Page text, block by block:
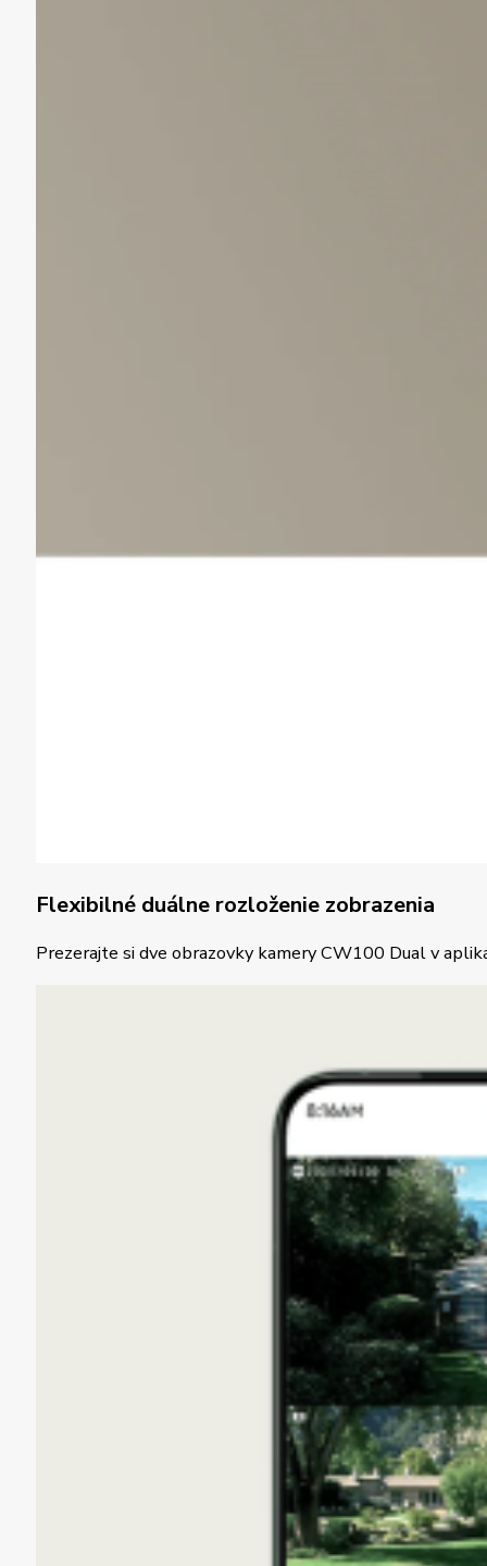
Flexibilné duálne rozloženie zobrazenia
Prezerajte si dve obrazovky kamery CW100 Dual v